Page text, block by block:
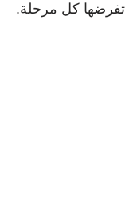
تفرضها كل مرحلة.